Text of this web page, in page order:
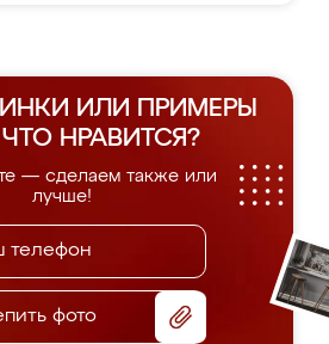
ИЛИ ПРИМЕРЫ
ЧТО НРАВИТСЯ?
— сделаем также или
лучше!
фото